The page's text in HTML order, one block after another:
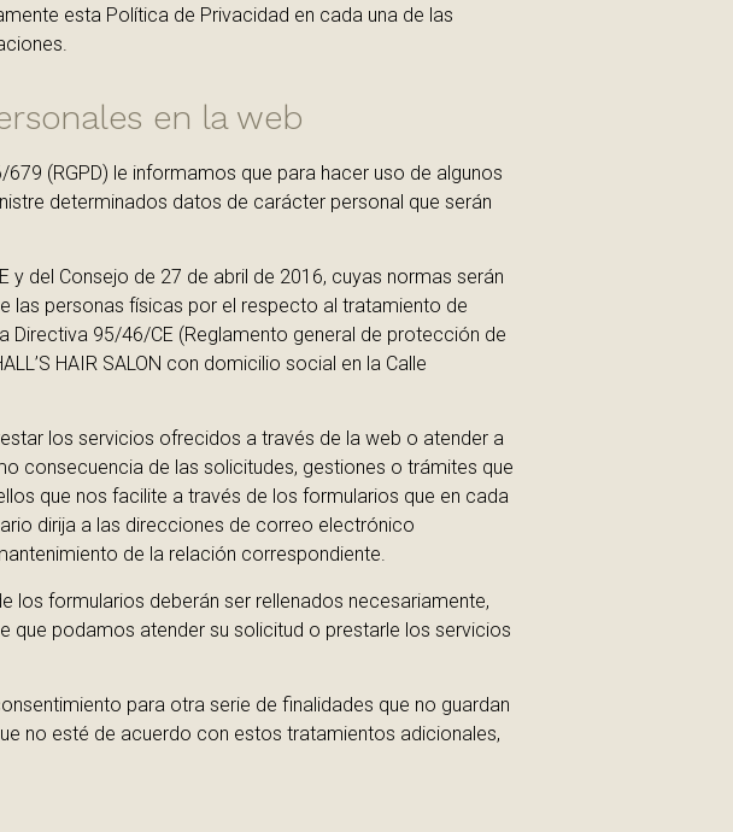
esta Política de Privacidad en cada una de las
en la web
(RGPD) le informamos que para hacer uso de algunos
determinados datos de carácter personal que serán
del Consejo de 27 de abril de 2016, cuyas normas serán
las personas físicas por el respecto al tratamiento de
95/46/CE (Reglamento general de protección de
HAIR SALON con domicilio social en la Calle
los servicios ofrecidos a través de la web o atender a
consecuencia de las solicitudes, gestiones o trámites que
que nos facilite a través de los formularios que en cada
dirija a las direcciones de correo electrónico
de la relación correspondiente.
formularios deberán ser rellenados necesariamente,
podamos atender su solicitud o prestarle los servicios
para otra serie de finalidades que no guardan
no esté de acuerdo con estos tratamientos adicionales,